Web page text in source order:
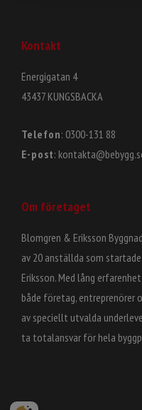
Kontakt
Energigatan 4
43437 KUNGSBACKA
Telefon: 0300-131 88
E-post:
Om företaget
Blomgren & Eriksson
av 20 anställda som
Eriksson. Med lång
både företag, entreprenörer
av speciellt utvalda
ta totalansvar för hela